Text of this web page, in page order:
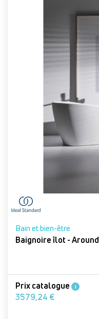
Bain et bien-être
Baignoire îlot - Around
Prix catalogue i
3579,24 €